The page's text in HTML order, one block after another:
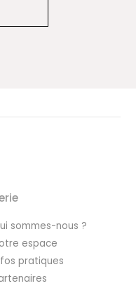
sommes-nous ?
espace
pratiques